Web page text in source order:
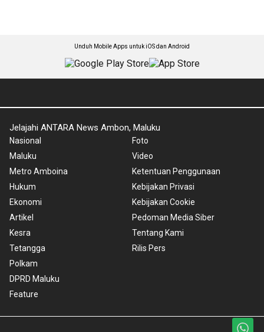
Unduh Mobile Apps untuk iOS dan Android
Jelajahi ANTARA News Ambon, Maluku
Nasional
Maluku
Metro Amboina
Hukum
Ekonomi
Artikel
Kesra
Tetangga
Polkam
DPRD Maluku
Feature
Foto
Video
Ketentuan Penggunaan
Kebijakan Privasi
Kebijakan Cookie
Pedoman Media Siber
Tentang Kami
Rilis Pers